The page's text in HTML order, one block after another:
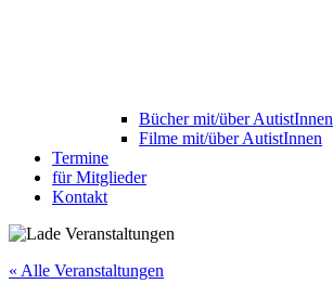
Bücher mit/über AutistInnen
Filme mit/über AutistInnen
Termine
für Mitglieder
Kontakt
« Alle Veranstaltungen